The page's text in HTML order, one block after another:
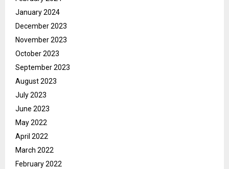
January 2024
December 2023
November 2023
October 2023
September 2023
August 2023
July 2023
June 2023
May 2022
April 2022
March 2022
February 2022